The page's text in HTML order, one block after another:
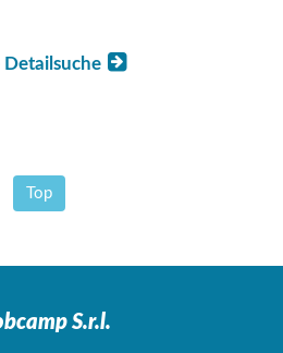
Detailsuche
Top
S.r.l.